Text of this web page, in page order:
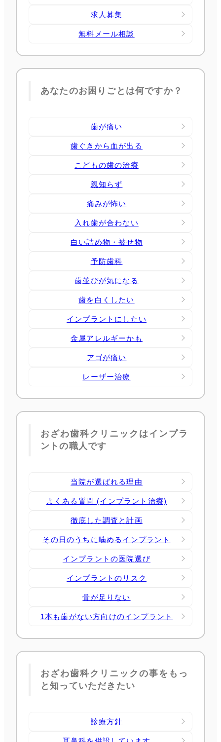
求人募集
無料メール相談
あなたのお困りごとは何ですか？
歯が痛い
歯ぐきから血が出る
こどもの歯の治療
親知らず
痛みが怖い
入れ歯が合わない
白い詰め物・被せ物
予防歯科
歯並びが気になる
歯を白くしたい
インプラントにしたい
金属アレルギーかも
アゴが痛い
レーザー治療
おざわ歯科クリニックはインプラ
ントの職人です
当院が選ばれる理由
よくある質問 (インプラント治療)
徹底した調査と計画
その日のうちに噛めるインプラント
インプラントの医院選び
インプラントのリスク
骨が足りない
1本も歯がない方向けのインプラント
おざわ歯科クリニックの事をもっ
と知っていただきたい
診療方針